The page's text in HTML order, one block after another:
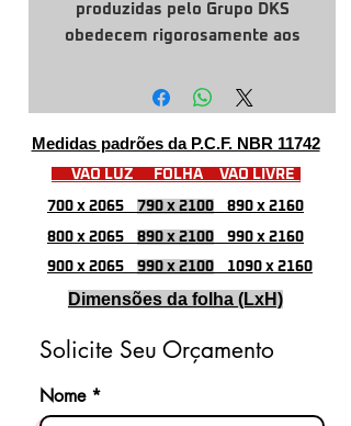
produzidas pelo Grupo DKS
obedecem rigorosamente aos
conforme projeto arquitetônico
do cliente, com nossa equipe
altamente qualificada, podemos
confeccionar em diversos
Medidas padrões da P.C.F. NBR 11742
VÃO LUZ FOLHA VÃO LIVRE
700 x 2065 790 x 2100 890 x 2160
800 x 2065 890 x 2100 990 x 2160
900 x 2065 990 x 2100 1090 x 2160
Dimensões da folha (LxH)
Solicite Seu Orçamento
Nome